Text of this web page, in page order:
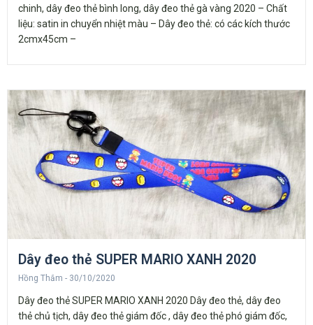
chinh, dây đeo thẻ bình long, dây đeo thẻ gà vàng 2020 – Chất
liệu: satin in chuyển nhiệt màu – Dây đeo thẻ: có các kích thước
2cmx45cm –
Dây đeo thẻ SUPER MARIO XANH 2020
Hồng Thắm 30/10/2020
Dây đeo thẻ SUPER MARIO XANH 2020 Dây đeo thẻ, dây đeo
thẻ chủ tịch, dây đeo thẻ giám đốc , dây đeo thẻ phó giám đốc,